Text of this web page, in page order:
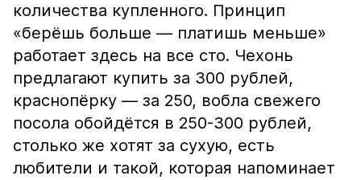
количества купленного. Принцип
«берёшь больше — платишь меньше»
работает здесь на все сто. Чехонь
предлагают купить за 300 рублей,
краснопёрку — за 250, вобла свежего
посола обойдётся в 250-300 рублей,
столько же хотят за сухую, есть
любители и такой, которая напоминает